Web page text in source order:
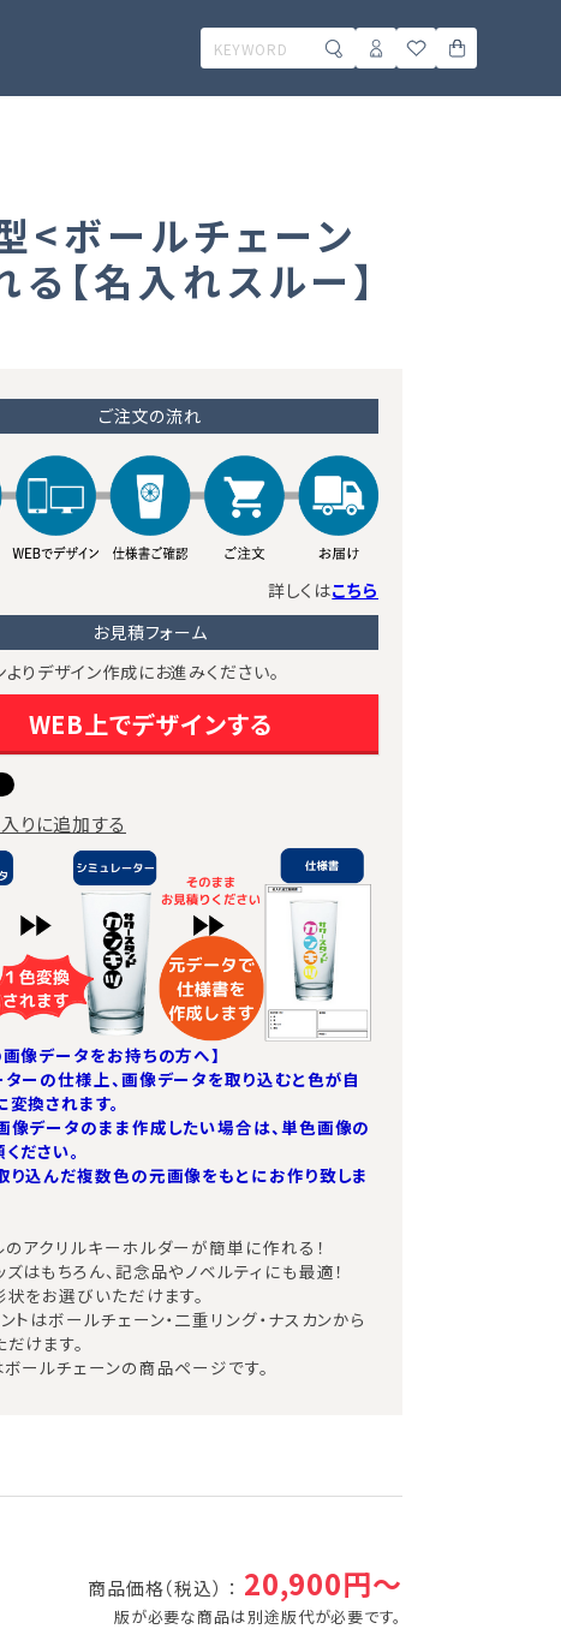
<ボールチェーン
【名入れスルー】
ご注文の流れ
詳しくはこちら
お見積フォーム
りデザイン作成にお進みください。
WEB上でデザインする
りに追加する
画像データをお持ちの方へ】
ターの仕様上、画像データを取り込むと色が自
換されます。
像データのまま作成したい場合は、単色画像の
ださい。
り込んだ複数色の元画像をもとにお作り致しま
のアクリルキーホルダーが簡単に作れる！
はもちろん、記念品やノベルティにも最適！
をお選びいただけます。
トはボールチェーン・二重リング・ナスカンから
けます。
ールチェーンの商品ページです。
商品価格（税込） ： 20,900円～
版が必要な商品は別途版代が必要です。